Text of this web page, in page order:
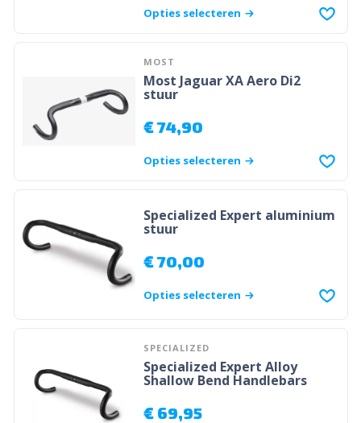
Opties selecteren
MOST
Most Jaguar XA Aero Di2
stuur
€74,90
Opties selecteren
Specialized Expert aluminium
stuur
€70,00
Opties selecteren
SPECIALIZED
Specialized Expert Alloy
Shallow Bend Handlebars
€69,95